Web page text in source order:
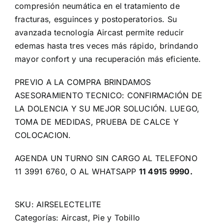
compresión neumática en el tratamiento de
fracturas, esguinces y postoperatorios. Su
avanzada tecnología Aircast permite reducir
edemas hasta tres veces más rápido, brindando
mayor confort y una recuperación más eficiente.
PREVIO A LA COMPRA BRINDAMOS
ASESORAMIENTO TECNICO: CONFIRMACIÓN DE
LA DOLENCIA Y SU MEJOR SOLUCIÓN. LUEGO,
TOMA DE MEDIDAS, PRUEBA DE CALCE Y
COLOCACION.
AGENDA UN TURNO SIN CARGO AL TELEFONO
11 3991 6760, O AL WHATSAPP 11 4915 9990.
SKU: AIRSELECTELITE
Categorías: Aircast, Pie y Tobillo